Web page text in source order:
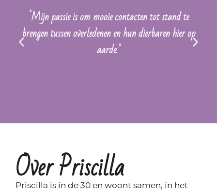
‘Mijn passie is om mooie contacten tot stand te
brengen tussen overledenen en hun dierbaren hier op
aarde.’
Over Priscilla
Priscilla is in de 30 en woont samen, in het